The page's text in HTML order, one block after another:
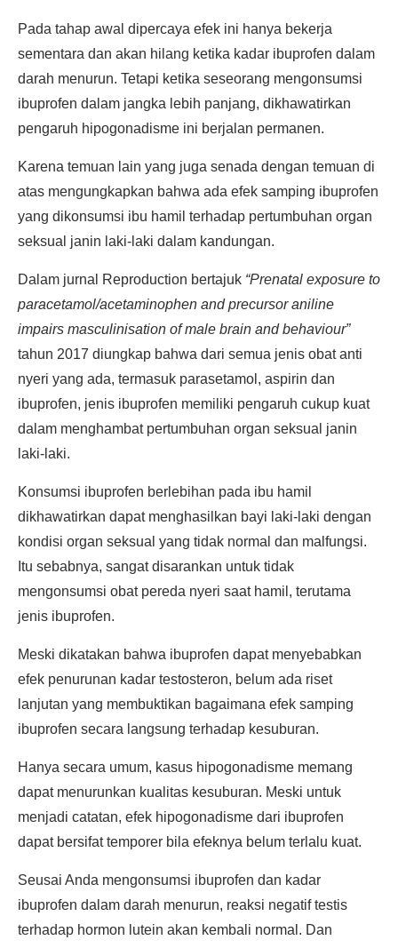
Pada tahap awal dipercaya efek ini hanya bekerja
sementara dan akan hilang ketika kadar ibuprofen dalam
darah menurun. Tetapi ketika seseorang mengonsumsi
ibuprofen dalam jangka lebih panjang, dikhawatirkan
pengaruh hipogonadisme ini berjalan permanen.
Karena temuan lain yang juga senada dengan temuan di
atas mengungkapkan bahwa ada efek samping ibuprofen
yang dikonsumsi ibu hamil terhadap pertumbuhan organ
seksual janin laki-laki dalam kandungan.
Dalam jurnal Reproduction bertajuk “Prenatal exposure to
paracetamol/acetaminophen and precursor aniline
impairs masculinisation of male brain and behaviour”
tahun 2017 diungkap bahwa dari semua jenis obat anti
nyeri yang ada, termasuk parasetamol, aspirin dan
ibuprofen, jenis ibuprofen memiliki pengaruh cukup kuat
dalam menghambat pertumbuhan organ seksual janin
laki-laki.
Konsumsi ibuprofen berlebihan pada ibu hamil
dikhawatirkan dapat menghasilkan bayi laki-laki dengan
kondisi organ seksual yang tidak normal dan malfungsi.
Itu sebabnya, sangat disarankan untuk tidak
mengonsumsi obat pereda nyeri saat hamil, terutama
jenis ibuprofen.
Meski dikatakan bahwa ibuprofen dapat menyebabkan
efek penurunan kadar testosteron, belum ada riset
lanjutan yang membuktikan bagaimana efek samping
ibuprofen secara langsung terhadap kesuburan.
Hanya secara umum, kasus hipogonadisme memang
dapat menurunkan kualitas kesuburan. Meski untuk
menjadi catatan, efek hipogonadisme dari ibuprofen
dapat bersifat temporer bila efeknya belum terlalu kuat.
Seusai Anda mengonsumsi ibuprofen dan kadar
ibuprofen dalam darah menurun, reaksi negatif testis
terhadap hormon lutein akan kembali normal. Dan